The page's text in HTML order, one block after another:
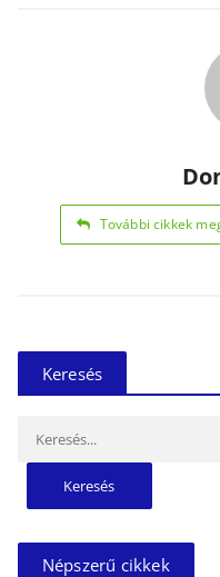
További cikkek
Keresés
Népszerű cikkek